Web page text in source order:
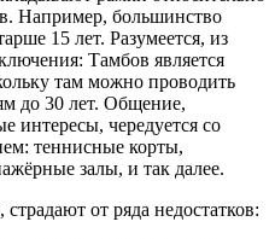
Например, большинство
15 лет. Разумеется, из
Тамбов является
там можно проводить
до 30 лет. Общение,
интересы, чередуется со
теннисные корты,
залы, и так далее.
от ряда недостатков: